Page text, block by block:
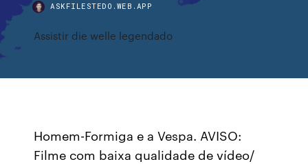
ASKFILESTEDO.WEB.APP
Assistir die welle legendado
Homem-Formiga e a Vespa. AVISO:
Filme com baixa qualidade de vídeo/